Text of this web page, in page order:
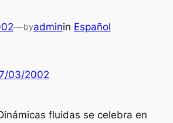
—byadminin Español
03/2002
fluidas se celebra en